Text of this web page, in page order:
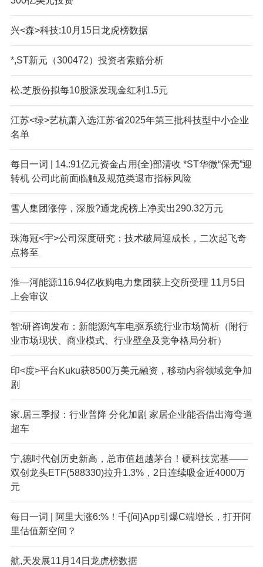
兴<森>科技:10月15日龙虎榜数据
*,ST新元（300472）投资者索赔分析
松.芝股份拟每10股派发现金红利1.5元
江苏<绿>艺杭萧入选江苏省2025年第三批科技型中小企业
名单
每日一词 | 14.:91亿元资金占用{全}部清收 *ST华微“保壳”迎
转机 公司此前面临触及规范类退市指标风险
雪人集团涨停，深股?通龙虎榜上净卖出290.32万元
珠海冠<宇>公司深度研究：技术破局迎成长，二次起飞奇
点将至
淮—河能源116.94亿收购电力集团获上交所受理 11月5日
上会审议
智:研咨询发布：新能源汽车电驱系统行业市场简析（附行
业市场现状、商业模式、行业壁垒及竞争格局分析）
印<度>平台Kuku获8500万美元融资，移动内容领域竞争加
剧
家.居三季报：行业普降 分化加剧 家居企业能否借出海弯道
超车
宁,德时代创历史新高，总市值超越茅台！硬科技宽基——
双创龙头ETF(588330)拉升1.3%，2日连续吸金近4000万
元
每日一词 | 阿里大涨6:%！千{问}App引爆C端增长，打开阿
里估值新空间？
航,天发展11月14日龙虎榜数据